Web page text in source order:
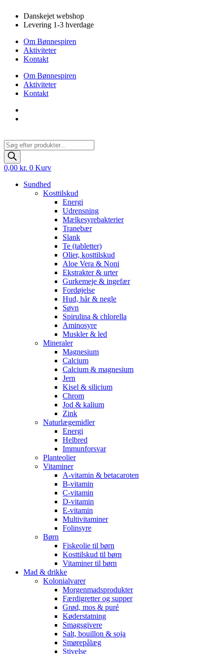
indhold
Danskejet webshop
Levering 1-3 hverdage
Om Bønnespiren
Aktiviteter
Kontakt
Om Bønnespiren
Aktiviteter
Kontakt
Products
search
0,00 kr. 0 Kurv
Sundhed
Kosttilskud
Energi
Udrensning
Mælkesyrebakterier
Tranebær
Slank
Te (tabletter)
Olier, kosttilskud
Aloe Vera & Noni
Ekstrakter & urter
Gurkemeje & ingefær
Fordøjelse
Hud, hår & negle
Søvn
Spirulina & chlorella
Aminosyre
Muskler & led
Mineraler
Magnesium
Calcium
Calcium & magnesium
Jern
Kisel & silicium
Chrom
Jod & kalium
Zink
Naturlægemidler
Energi
Helbred
Immunforsvar
Planteolier
Vitaminer
A-vitamin & betacaroten
B-vitamin
C-vitamin
D-vitamin
E-vitamin
Multivitaminer
Folinsyre
Børn
Fiskeolie til børn
Kosttilskud til børn
Vitaminer til børn
Mad & drikke
Kolonialvarer
Morgenmadsprodukter
Færdigretter og supper
Grød, mos & puré
Køderstatning
Smagsgivere
Salt, bouillon & soja
Smørepålæg
Stivelse